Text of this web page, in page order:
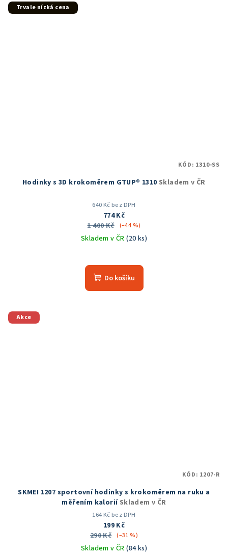
Trvale nízká cena
Hodinky s 3D krokoměrem GTUP® 1310 Skladem v ČR
640 Kč bez DPH
774 Kč
1 400 Kč
(–44 %)
Skladem v ČR(20 ks)
Do košíku
KÓD: 1310-SS
Akce
SKMEI 1207 sportovní hodinky s krokoměrem na ruku a
měřením kalorií Skladem v ČR
164 Kč bez DPH
199 Kč
290 Kč (–31 %)
Skladem v ČR(84 ks)
KÓD: 1207-R